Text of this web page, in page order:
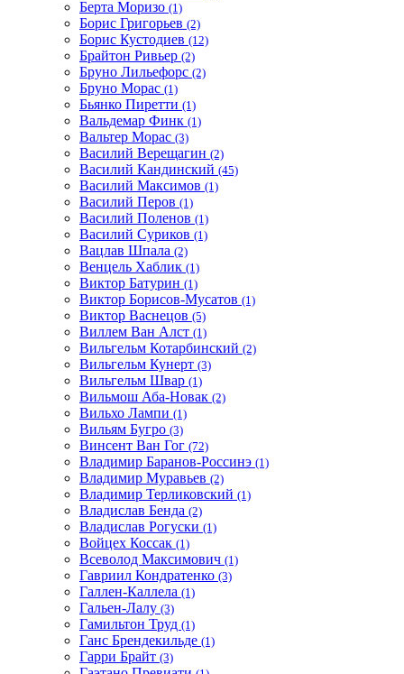
Берта Моризо (1)
Борис Григорьев (2)
Борис Кустодиев (12)
Брайтон Ривьер (2)
Бруно Лильефорс (2)
Бруно Морас (1)
Бьянко Пиретти (1)
Вальдемар Финк (1)
Вальтер Морас (3)
Василий Верещагин (2)
Василий Кандинский (45)
Василий Максимов (1)
Василий Перов (1)
Василий Поленов (1)
Василий Суриков (1)
Вацлав Шпала (2)
Венцель Хаблик (1)
Виктор Батурин (1)
Виктор Борисов-Мусатов (1)
Виктор Васнецов (5)
Виллем Ван Алст (1)
Вильгельм Котарбинский (2)
Вильгельм Кунерт (3)
Вильгельм Швар (1)
Вильмош Аба-Новак (2)
Вильхо Лампи (1)
Вильям Бугро (3)
Винсент Ван Гог (72)
Владимир Баранов-Россинэ (1)
Владимир Муравьев (2)
Владимир Терликовский (1)
Владислав Бенда (2)
Владислав Рогуски (1)
Войцех Коссак (1)
Всеволод Максимович (1)
Гавриил Кондратенко (3)
Галлен-Каллела (1)
Гальен-Лалу (3)
Гамильтон Труд (1)
Ганс Брендекильде (1)
Гарри Брайт (3)